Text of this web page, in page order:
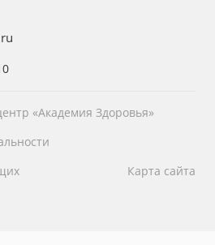
«Академия Здоровья»
Карта сайта